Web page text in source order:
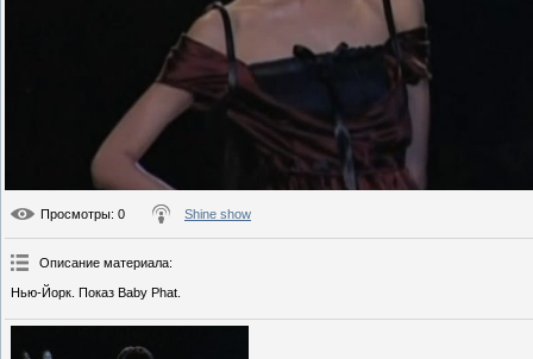
Просмотры: 0 Shine show
Описание материала:
Нью-Йорк. Показ Baby Phat.